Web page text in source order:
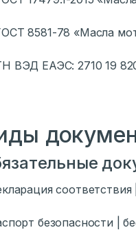
8581-78 «Масла
ВЭД ЕАЭС: 2710 19
безопасности |